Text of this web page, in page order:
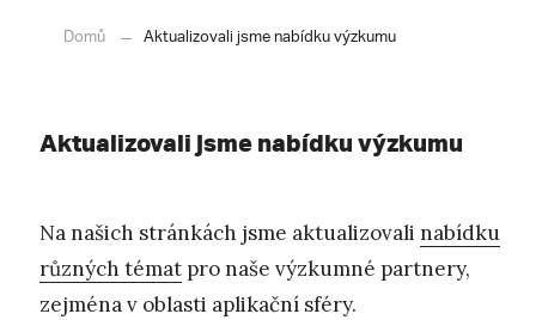
Domů Aktualizovali jsme nabídku výzkumu
Aktualizovali jsme nabídku výzkumu
Na našich stránkách jsme aktualizovali nabídku
různých témat pro naše výzkumné partnery,
zejména v oblasti aplikační sféry.